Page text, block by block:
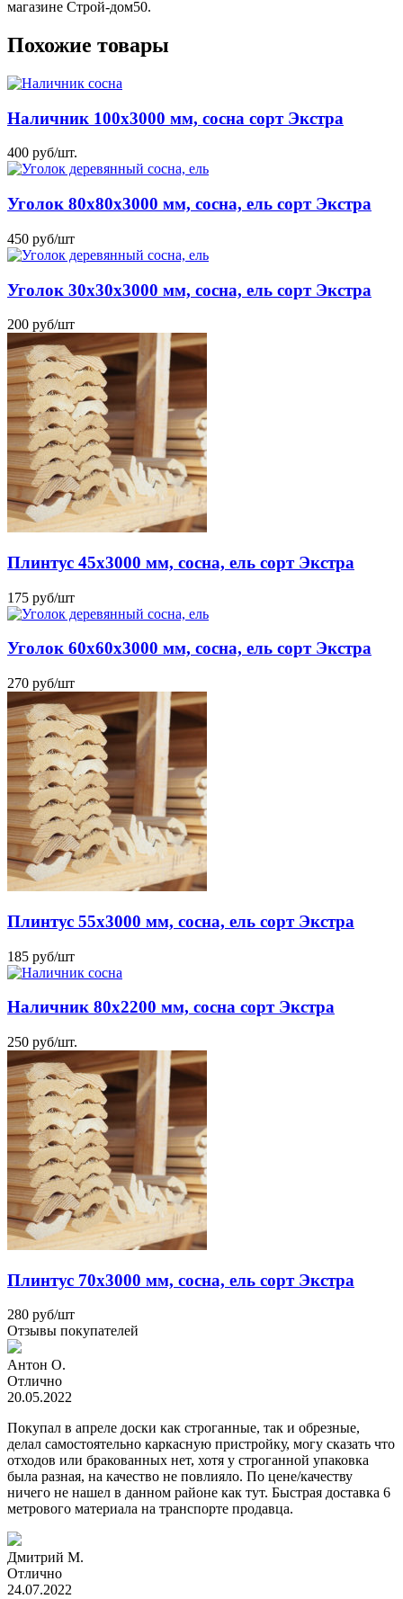
магазине Строй-дом50.
Похожие товары
Наличник 100х3000 мм, сосна сорт Экстра
400 руб/шт.
Уголок 80x80x3000 мм, сосна, ель сорт Экстра
450 руб/шт
Уголок 30x30x3000 мм, сосна, ель сорт Экстра
200 руб/шт
Плинтус 45х3000 мм, сосна, ель сорт Экстра
175 руб/шт
Уголок 60x60x3000 мм, сосна, ель сорт Экстра
270 руб/шт
Плинтус 55х3000 мм, сосна, ель сорт Экстра
185 руб/шт
Наличник 80х2200 мм, сосна сорт Экстра
250 руб/шт.
Плинтус 70х3000 мм, сосна, ель сорт Экстра
280 руб/шт
Отзывы покупателей
Антон О.
Отлично
20.05.2022
Покупал в апреле доски как строганные, так и обрезные,
делал самостоятельно каркасную пристройку, могу сказать что
отходов или бракованных нет, хотя у строганной упаковка
была разная, на качество не повлияло. По цене/качеству
ничего не нашел в данном районе как тут. Быстрая доставка 6
метрового материала на транспорте продавца.
Дмитрий М.
Отлично
24.07.2022